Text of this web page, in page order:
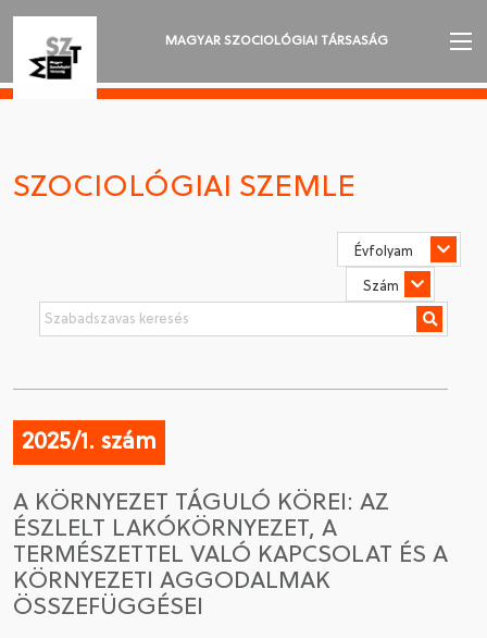
MAGYAR SZOCIOLÓGIAI TÁRSASÁG
SZOCIOLÓGIAI SZEMLE
CSATLAKOZÁS A TÁRSASÁGHOZ / MEGÚJÍTOM A
TAGSÁGOMAT
SZOCIOLÓGIAI SZEMLE
2025/1. szám
A KÖRNYEZET TÁGULÓ KÖREI: AZ
ÉSZLELT LAKÓKÖRNYEZET, A
TERMÉSZETTEL VALÓ KAPCSOLAT ÉS A
KÖRNYEZETI AGGODALMAK
ÖSSZEFÜGGÉSEI